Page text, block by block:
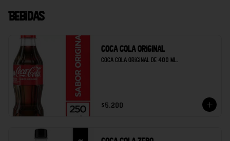
Bebidas
Coca cola original
Coca cola original de 400 ml.
$5.200